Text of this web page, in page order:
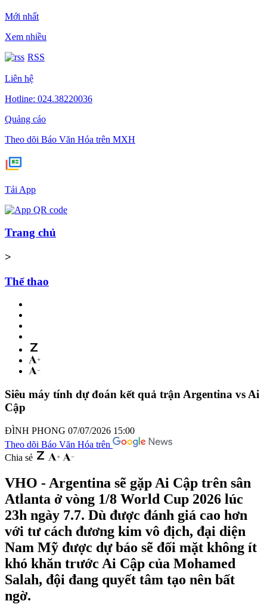
Mới nhất
Xem nhiều
RSS
Liên hệ
Hotline: 024.38220036
Quảng cáo
Theo dõi Báo Văn Hóa trên MXH
Tải App
Trang chủ
>
Thể thao
Siêu máy tính dự đoán kết quả trận Argentina vs Ai
Cập
ĐÌNH PHONG 07/07/2026 15:00
Theo dõi Báo Văn Hóa trên
Chia sẻ
VHO - Argentina sẽ gặp Ai Cập trên sân
Atlanta ở vòng 1/8 World Cup 2026 lúc
23h ngày 7.7. Dù được đánh giá cao hơn
với tư cách đương kim vô địch, đại diện
Nam Mỹ được dự báo sẽ đối mặt không ít
khó khăn trước Ai Cập của Mohamed
Salah, đội đang quyết tâm tạo nên bất
ngờ.